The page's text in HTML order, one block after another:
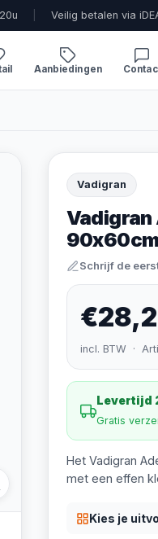
Veilig betalen via
Aanbiedingen
Vadigran
Vadigran
90x60cm
Schrijf de
incl. BTW ·
Levertijd
Gratis
Het Vadigran
met een effen
Kies je